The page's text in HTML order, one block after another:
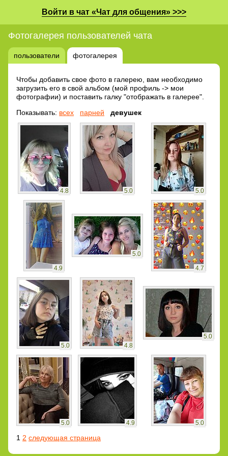
Войти в чат «Чат для общения» >>>
Фотогалерея пользователей чата
пользователи фотогалерея
Чтобы добавить свое фото в галерею, вам необходимо
загрузить его в свой альбом (мой профиль -> мои
фотографии) и поставить галку "отображать в галерее".
Показывать: всех парней девушек
4.8 5.0 5.0
4.9
5.0
4.7
5.0 4.8
5.0
5.0 4.9 5.0
1 2 следующая страница